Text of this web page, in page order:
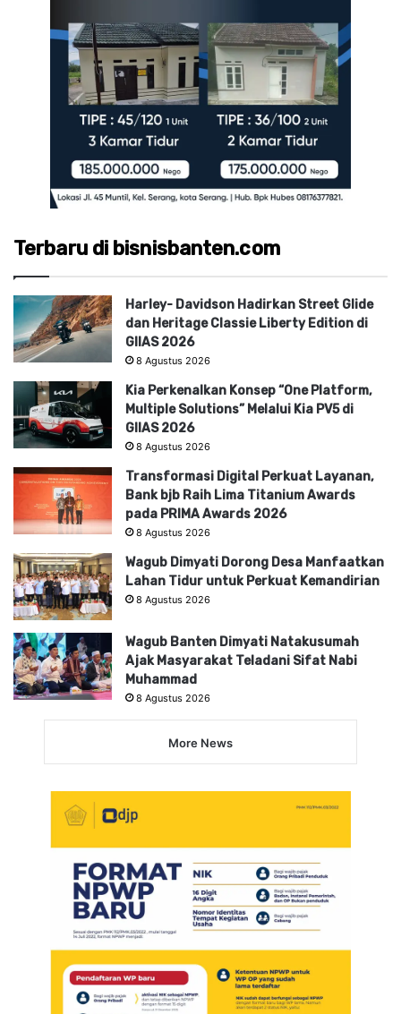
Terbaru di bisnisbanten.com
Harley- Davidson Hadirkan Street Glide
dan Heritage Classie Liberty Edition di
GIIAS 2026
8 Agustus 2026
Kia Perkenalkan Konsep “One Platform,
Multiple Solutions” Melalui Kia PV5 di
GIIAS 2026
8 Agustus 2026
Transformasi Digital Perkuat Layanan,
Bank bjb Raih Lima Titanium Awards
pada PRIMA Awards 2026
8 Agustus 2026
Wagub Dimyati Dorong Desa Manfaatkan
Lahan Tidur untuk Perkuat Kemandirian
8 Agustus 2026
Wagub Banten Dimyati Natakusumah
Ajak Masyarakat Teladani Sifat Nabi
Muhammad
8 Agustus 2026
More News